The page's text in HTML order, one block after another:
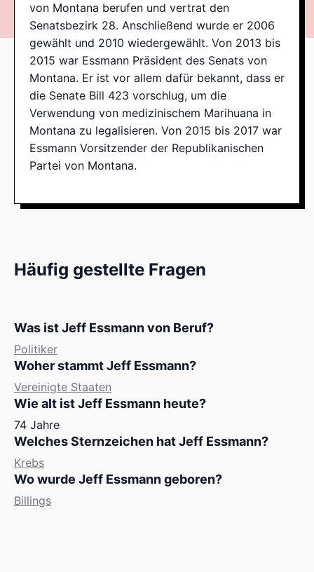
von Montana berufen und vertrat den
Senatsbezirk 28. Anschließend wurde er 2006
gewählt und 2010 wiedergewählt. Von 2013 bis
2015 war Essmann Präsident des Senats von
Montana. Er ist vor allem dafür bekannt, dass er
die Senate Bill 423 vorschlug, um die
Verwendung von medizinischem Marihuana in
Montana zu legalisieren. Von 2015 bis 2017 war
Essmann Vorsitzender der Republikanischen
Partei von Montana.
Häufig gestellte Fragen
Was ist Jeff Essmann von Beruf?
Politiker
Woher stammt Jeff Essmann?
Vereinigte Staaten
Wie alt ist Jeff Essmann heute?
74 Jahre
Welches Sternzeichen hat Jeff Essmann?
Krebs
Wo wurde Jeff Essmann geboren?
Billings